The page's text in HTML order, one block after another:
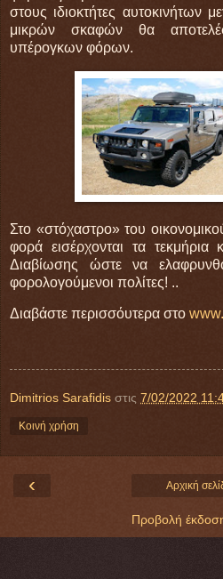
στους ιδιοκτήτες αυτοκινήτων
μικρών σκαφών θα
υπέρογκων φόρων.
Στο «στόχαστρο» του
φορά εισέρχονται τα
Διαβίωσης ώστε να
φορολογούμενοι πολίτες! ..
Διαβάστε περισσόυτερα στο
Dimitrios Sarafidis στις 7/02/2022
Κοινή χρήση
‹ Αρχική
Προβολή